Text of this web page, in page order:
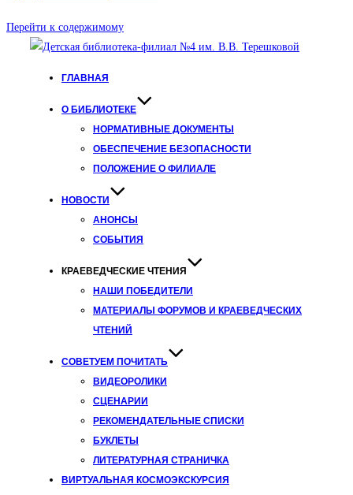
Перейти к содержимому
ГЛАВНАЯ
О БИБЛИОТЕКЕ
НОРМАТИВНЫЕ ДОКУМЕНТЫ
ОБЕСПЕЧЕНИЕ БЕЗОПАСНОСТИ
ПОЛОЖЕНИЕ О ФИЛИАЛЕ
НОВОСТИ
АНОНСЫ
СОБЫТИЯ
КРАЕВЕДЧЕСКИЕ ЧТЕНИЯ
НАШИ ПОБЕДИТЕЛИ
МАТЕРИАЛЫ ФОРУМОВ И КРАЕВЕДЧЕСКИХ
ЧТЕНИЙ
СОВЕТУЕМ ПОЧИТАТЬ
ВИДЕОРОЛИКИ
СЦЕНАРИИ
РЕКОМЕНДАТЕЛЬНЫЕ СПИСКИ
БУКЛЕТЫ
ЛИТЕРАТУРНАЯ СТРАНИЧКА
ВИРТУАЛЬНАЯ КОСМОЭКСКУРСИЯ